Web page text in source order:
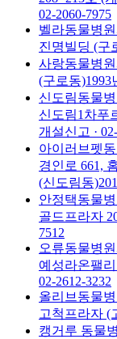
02-2060-7975
벨라동물병원
진명빌딩 (구
사랑동물병원
(구로동)1993
신도림동물병
신도림1차푸
개설신고 ·
아이러브펫
경인로 661,
(신도림동)
안정택동물병
골드프라자
7512
오류동물병원
예성라온팰
02-2612-3232
올리브동물병
고척프라자 (
캥거루 동물